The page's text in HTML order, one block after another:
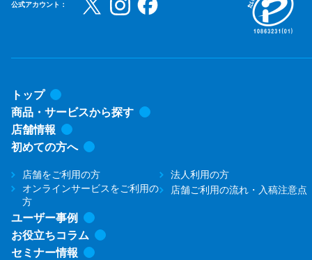
公式アカウント：
トップ
商品・サービスから探す
店舗情報
初めての方へ
店舗をご利用の方
法人利用の方
オンラインサービスをご利用の
方
店舗ご利用の流れ・入稿注意点
ユーザー事例
お役立ちコラム
セミナー情報